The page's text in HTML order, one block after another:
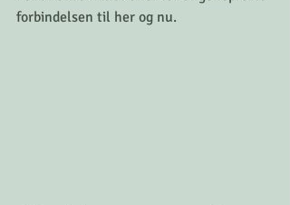
forbindelsen til her og nu.